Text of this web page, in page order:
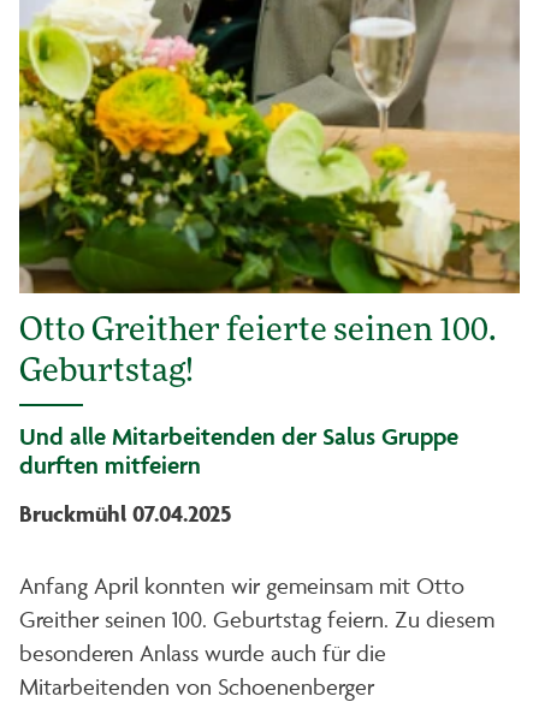
Otto Greither feierte seinen 100.
Geburtstag!
Und alle Mitarbeitenden der Salus Gruppe
durften mitfeiern
Bruckmühl 07.04.2025
Anfang April konnten wir gemeinsam mit Otto
Greither seinen 100. Geburtstag feiern. Zu diesem
besonderen Anlass wurde auch für die
Mitarbeitenden von Schoenenberger